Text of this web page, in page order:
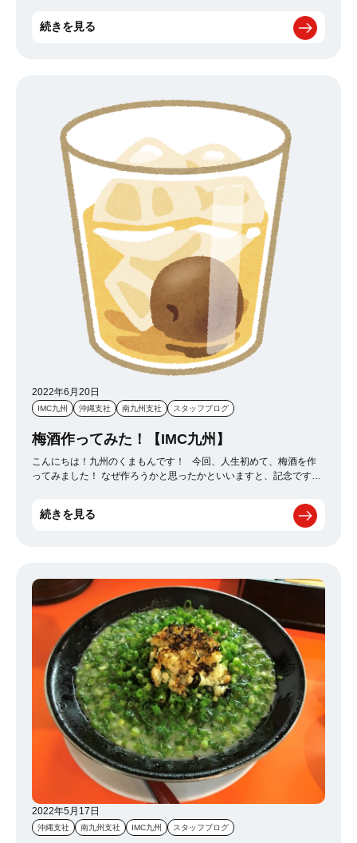
唐津市呼子町 新鮮なイカを生きたまま姿造りにする「活造り」が有
続きを見る
2022年6月20日
IMC九州 沖縄支社 南九州支社 スタッフブログ
梅酒作ってみた！【IMC九州】
こんにちは！九州のくまもんです！ 今回、人生初めて、梅酒を作
ってみました！ なぜ作ろうかと思ったかといいますと、記念です！
日か、あんな事も、こんな事も、あったねと話し合えるように！ ま
たその日を忘れない為に何かないかな～って考えてたら、時期的に
続きを見る
2022年5月17日
沖縄支社 南九州支社 IMC九州 スタッフブログ